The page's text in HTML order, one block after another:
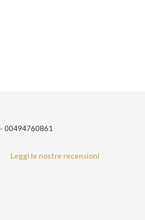
- 00494760861
Leggi le nostre recensioni